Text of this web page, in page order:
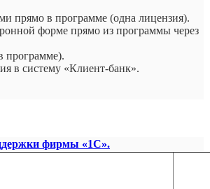
прямо в программе (одна лицензия).
форме прямо из программы через
программе).
в систему «Клиент-банк».
фирмы «1С».